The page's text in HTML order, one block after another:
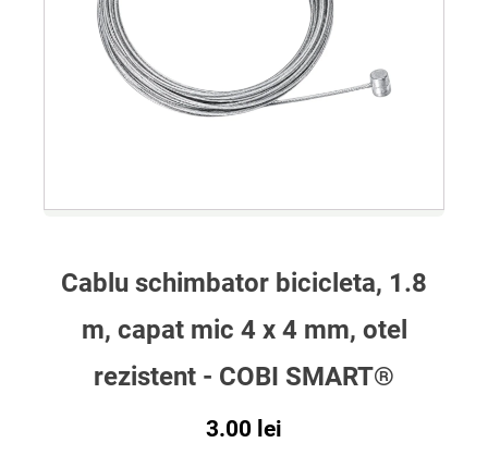
Cablu schimbator bicicleta, 1.8
m, capat mic 4 x 4 mm, otel
rezistent - COBI SMART®
3.00 lei